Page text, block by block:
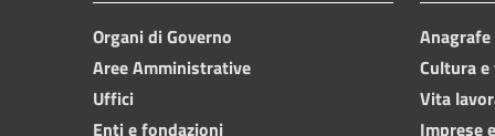
Organi di Governo
Aree Amministrative
Uffici
Enti e fondazioni
Cultura
Vita
Imprese